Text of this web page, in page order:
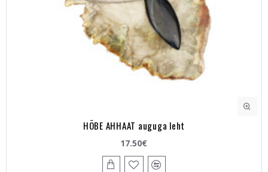
HÕBE AHHAAT auguga leht
17.50€